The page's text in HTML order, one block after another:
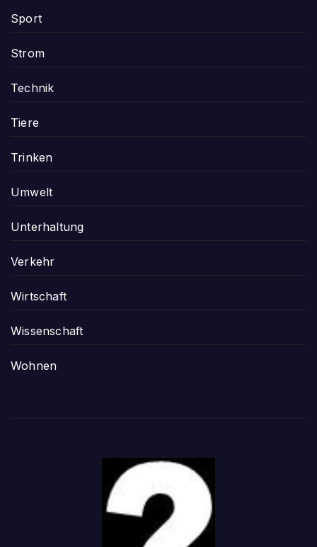
Sport
Strom
Technik
Tiere
Trinken
Umwelt
Unterhaltung
Verkehr
Wirtschaft
Wissenschaft
Wohnen